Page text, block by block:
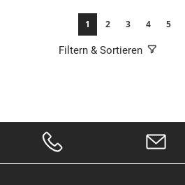
Seite
Sie lesen gerade die Seite
1 Seite
2 Seite
3 Seite
4 Seite
5
Filtern & Sortieren